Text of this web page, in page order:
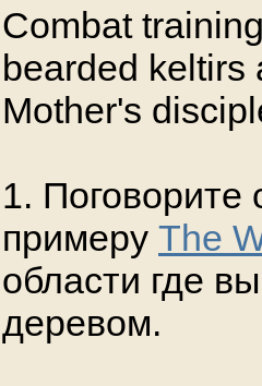
Combat
bearded keltirs
Mother's
1. Поговорите
примеру The
области где
деревом.